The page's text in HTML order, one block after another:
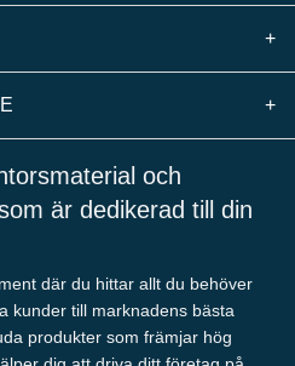
+
+
och
är dedikerad till din
där du hittar allt du behöver
kunder till marknadens bästa
produkter som främjar hög